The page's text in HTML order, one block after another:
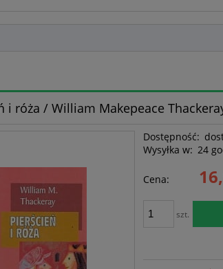
i róża / William Makepeace
Dostępność:
Wysyłka w: 24
Cena:
szt.